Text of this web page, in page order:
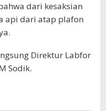
dari kesaksian
api dari atap plafon
Direktur Labfor
Sodik.